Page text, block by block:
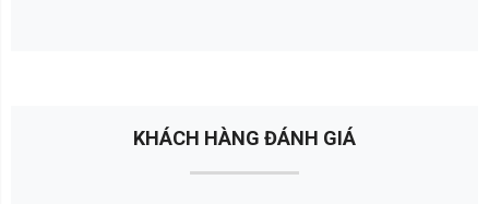
KHÁCH HÀNG ĐÁNH GIÁ